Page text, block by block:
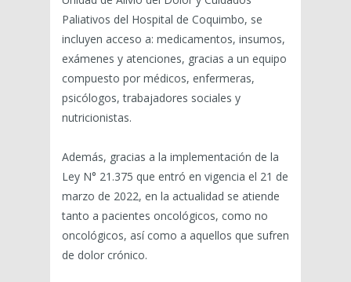
Paliativos del Hospital de Coquimbo, se
incluyen acceso a: medicamentos, insumos,
exámenes y atenciones, gracias a un equipo
compuesto por médicos, enfermeras,
psicólogos, trabajadores sociales y
nutricionistas.
Además, gracias a la implementación de la
Ley N° 21.375 que entró en vigencia el 21 de
marzo de 2022, en la actualidad se atiende
tanto a pacientes oncológicos, como no
oncológicos, así como a aquellos que sufren
de dolor crónico.